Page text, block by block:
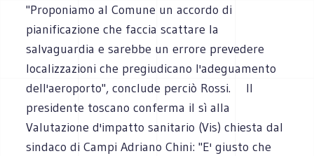
"Proponiamo al Comune un accordo di
pianificazione che faccia scattare la
salvaguardia e sarebbe un errore prevedere
localizzazioni che pregiudicano l'adeguamento
dell'aeroporto", conclude perciò Rossi. Il
presidente toscano conferma il sì alla
Valutazione d'impatto sanitario (Vis) chiesta dal
sindaco di Campi Adriano Chini: "E' giusto che